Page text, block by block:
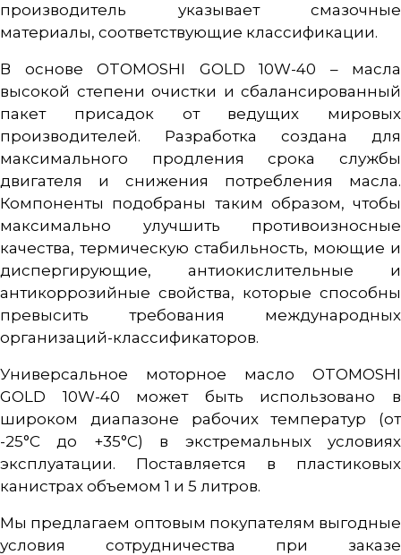
производитель указывает смазочные
материалы, соответствующие классификации.
В основе OTOMOSHI GOLD 10W-40 – масла
высокой степени очистки и сбалансированный
пакет присадок от ведущих мировых
производителей. Разработка создана для
максимального продления срока службы
двигателя и снижения потребления масла.
Компоненты подобраны таким образом, чтобы
максимально улучшить противоизносные
качества, термическую стабильность, моющие и
диспергирующие, антиокислительные и
антикоррозийные свойства, которые способны
превысить требования международных
организаций-классификаторов.
Универсальное моторное масло OTOMOSHI
GOLD 10W-40 может быть использовано в
широком диапазоне рабочих температур (от
-25°С до +35°С) в экстремальных условиях
эксплуатации. Поставляется в пластиковых
канистрах объемом 1 и 5 литров.
Мы предлагаем оптовым покупателям выгодные
условия сотрудничества при заказе